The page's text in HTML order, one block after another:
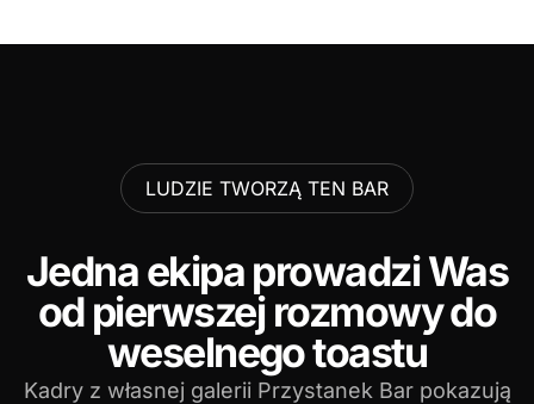
LUDZIE TWORZĄ TEN BAR
Jedna ekipa prowadzi Was
od pierwszej rozmowy do
weselnego toastu
Kadry z własnej galerii Przystanek Bar pokazują